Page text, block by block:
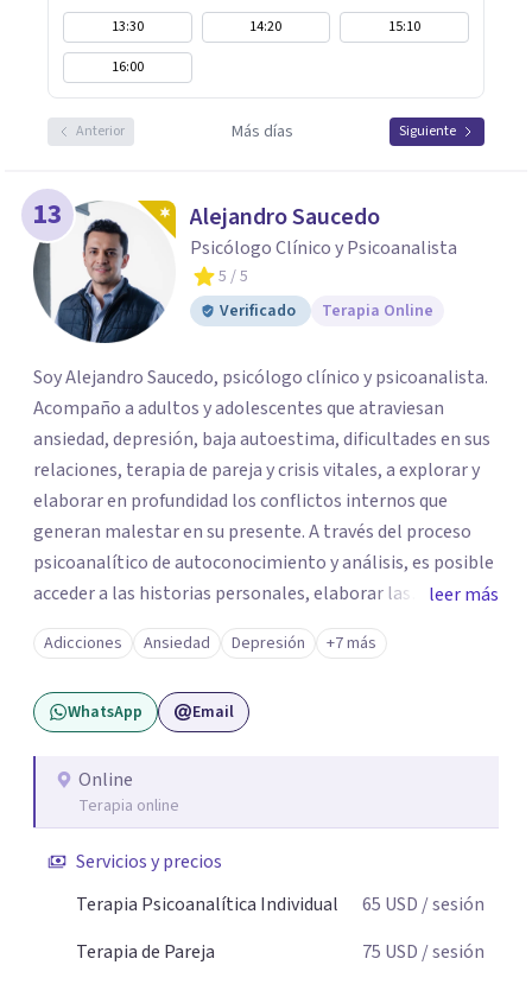
13:30 14:20
15:10
16:00
Anterior Más días Siguiente
13 Alejandro Saucedo
Psicólogo Clínico y Psicoanalista
5 / 5
Verificado
Terapia Online
Soy Alejandro Saucedo, psicólogo clínico y psicoanalista.
Acompaño a adultos y adolescentes que atraviesan
ansiedad, depresión, baja autoestima, dificultades en sus
relaciones, terapia de pareja y crisis vitales, a explorar y
elaborar en profundidad los conflictos internos que
generan malestar en su presente. A través del proceso
psicoanalítico de autoconocimiento y análisis, es posible
acceder a las historias personales, elaborar las
experiencias del pasado y resignificarlas, liberando su
influencia para construir un futuro con mayor libertad y
autenticidad. La terapia psicoanalítica crea un espacio de
verbalización libre y sin filtros. A través de esta
exploran las vivencias que aún condicionan el presente, se
les otorga un nuevo sentido y se transforma su impacto
claridad sobre sí mismos, reducen significativamente su
sufrimiento y alcanzan cambios profundos y duraderos en
leer más
Adicciones Ansiedad Depresión +7 más
WhatsApp Email
Online
Terapia online
Servicios y precios
Terapia Psicoanalítica Individual
65 USD / sesión
Terapia de Pareja
75 USD / sesión